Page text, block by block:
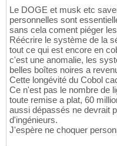
Le DOGE et musk etc
personnelles sont
sans cela coment piéger
Réécrire le système de la
tout ce qui est encore en
c'est une anomalie, les
belles boîtes noires a
Cette longévité du Cobol
Ce n'est pas le nombre de
toute remise a plat, 60
aussi dépassés ne devrait
d'ingénieurs.
J'espère ne choquer